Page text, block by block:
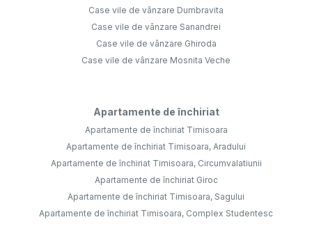
Case vile de vânzare Dumbravita
Case vile de vânzare Sanandrei
Case vile de vânzare Ghiroda
Case vile de vânzare Mosnita Veche
Apartamente de închiriat
Apartamente de închiriat Timisoara
Apartamente de închiriat Timisoara, Aradului
Apartamente de închiriat Timisoara, Circumvalatiunii
Apartamente de închiriat Giroc
Apartamente de închiriat Timisoara, Sagului
Apartamente de închiriat Timisoara, Complex Studentesc